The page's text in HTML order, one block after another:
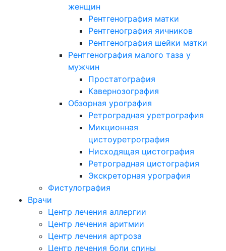
женщин
Рентгенография матки
Рентгенография яичников
Рентгенография шейки матки
Рентгенография малого таза у
мужчин
Простатография
Кавернозография
Обзорная урография
Ретроградная уретрография
Микционная
цистоуретрография
Нисходящая цистография
Ретроградная цистография
Экскреторная урография
Фистулография
Врачи
Центр лечения аллергии
Центр лечения аритмии
Центр лечения артроза
Центр лечения боли спины